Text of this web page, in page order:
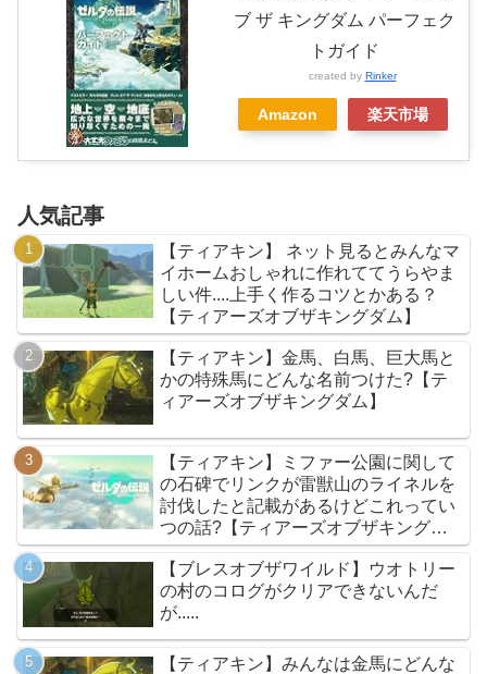
ブ ザ キングダム パーフェク
トガイド
created by Rinker
Amazon 楽天市場
人気記事
【ティアキン】 ネット見るとみんなマ
イホームおしゃれに作れててうらやま
しい件....上手く作るコツとかある？
【ティアーズオブザキングダム】
【ティアキン】金馬、白馬、巨大馬と
かの特殊馬にどんな名前つけた?【テ
ィアーズオブザキングダム】
【ティアキン】ミファー公園に関して
の石碑でリンクが雷獣山のライネルを
討伐したと記載があるけどこれってい
つの話?【ティアーズオブザキングダ
ム】
【ブレスオブザワイルド】ウオトリー
の村のコログがクリアできないんだ
が.....
【ティアキン】みんなは金馬にどんな